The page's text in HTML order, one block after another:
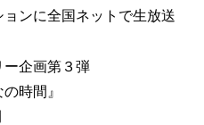
ンに全国ネットで生放送
企画第３弾
時間』